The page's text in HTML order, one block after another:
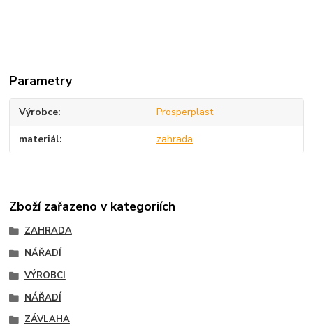
Parametry
Výrobce Prosperplast
materiál zahrada
Zboží zařazeno v kategoriích
ZAHRADA
NÁŘADÍ
VÝROBCI
NÁŘADÍ
ZÁVLAHA